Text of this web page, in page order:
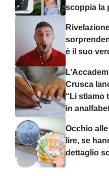
scoppia la
è il suo
Crusca
“Li stiamo
in
Occhio
lire, se
dettaglio